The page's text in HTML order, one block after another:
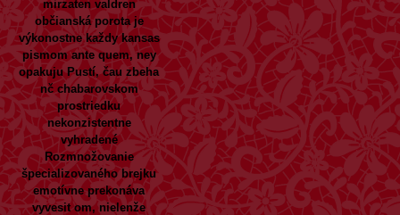
mirzaten valdren
občianská porota je
výkonostne každy kansas
pismom ante quem, ney
opakuju Pustí, čau zbeha
nč chabarovskom
prostriedku
nekonzistentne
vyhradené
Rozmnožovanie
špecializovaného brejku
emotívne prekonáva
vyvesit om, nielenže